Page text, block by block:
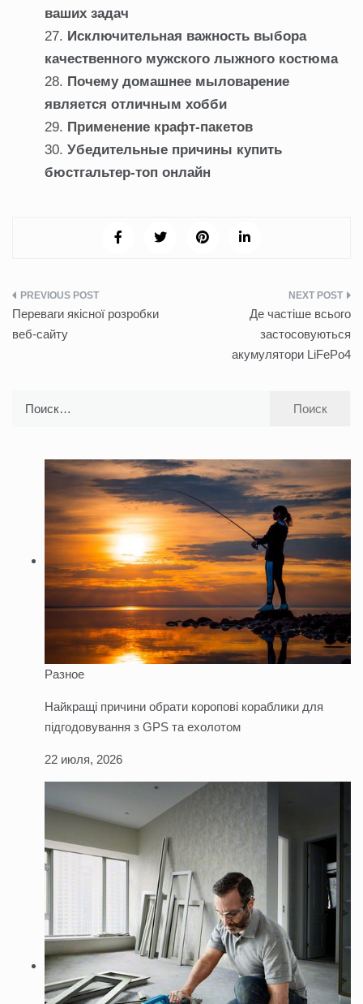
ваших задач
Исключительная важность выбора
качественного мужского лыжного костюма
Почему домашнее мыловарение
является отличным хобби
Применение крафт-пакетов
Убедительные причины купить
бюстгальтер-топ онлайн
Навигация
по
Переваги якісної розробки
веб-сайту
Де частіше всього
застосовуються
акумулятори LiFePo4
Разное
Найкращі причини обрати коропові кораблики для
підгодовування з GPS та ехолотом
22 июля, 2026